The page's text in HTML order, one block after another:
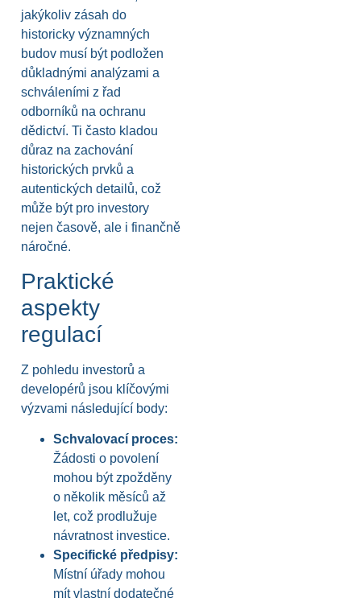
jakýkoliv zásah do
historicky významných
budov musí být podložen
důkladnými analýzami a
schváleními z řad
odborníků na ochranu
dědictví. Ti často kladou
důraz na zachování
historických prvků a
autentických detailů, což
může být pro investory
nejen časově, ale i finančně
náročné.
Praktické
aspekty
regulací
Z pohledu investorů a
developérů jsou klíčovými
výzvami následující body:
Schvalovací proces:
Žádosti o povolení
mohou být zpožděny
o několik měsíců až
let, což prodlužuje
návratnost investice.
Specifické předpisy:
Místní úřady mohou
mít vlastní dodatečné